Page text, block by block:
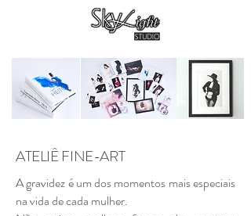
ATELIÊ FINE-ART
A gravidez é um dos momentos mais especiais
na vida de cada mulher.